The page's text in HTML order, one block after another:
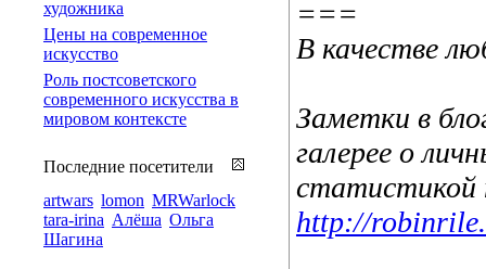
===
В качестве
Заметки в
галерее о
статистикой
http://
художника
Цены на современное
искусство
Роль постсоветского
современного искусства в
мировом контексте
Последние посетители
artwars lomon MRWarlock
tara-irina Алёша Ольга
Шагина